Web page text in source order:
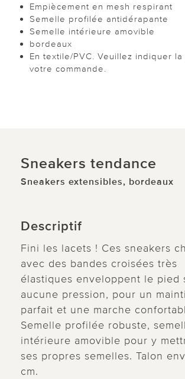
Empiècement en mesh respirant
Semelle profilée antidérapante
Semelle intérieure amovible
bordeaux
En textile/PVC. Veuillez indiquer
votre commande.
Sneakers tendance
Sneakers extensibles, bordeaux
Descriptif
Fini les lacets ! Ces sneakers
avec des bandes croisées très
élastiques enveloppent le pied
aucune pression, pour un
parfait et une marche
Semelle profilée robuste,
intérieure amovible pour y
ses propres semelles. Talon
cm.